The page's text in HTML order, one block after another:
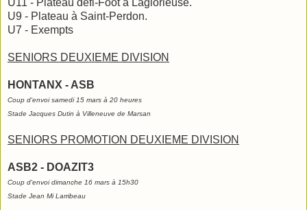
U9 - Plateau à Saint-Perdon.
U7 - Exempts
SENIORS DEUXIEME DIVISION
HONTANX - ASB
Coup d'envoi samedi 15 mars à 20 heures
Stade Jacques Dutin à Villeneuve de Marsan
SENIORS PROMOTION DEUXIEME DIVISION
ASB2 - DOAZIT3
Coup d'envoi dimanche 16 mars à 15h30
Stade Jean Mi Larribeau